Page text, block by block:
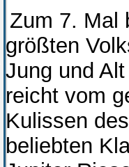
Zum 7. Mal
größten
Jung und
reicht vom
Kulissen
beliebten